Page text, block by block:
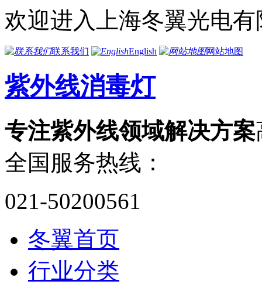
欢迎进入上海冬翼光电
联系我们 English 网站地图
紫外线消毒灯
专注紫外线领域解决方案
全国服务热线：
021-50200561
冬翼首页
行业分类